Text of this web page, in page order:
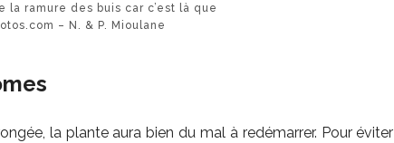
ramure des buis car c’est là que
– N. & P. Mioulane
la plante aura bien du mal à redémarrer. Pour éviter